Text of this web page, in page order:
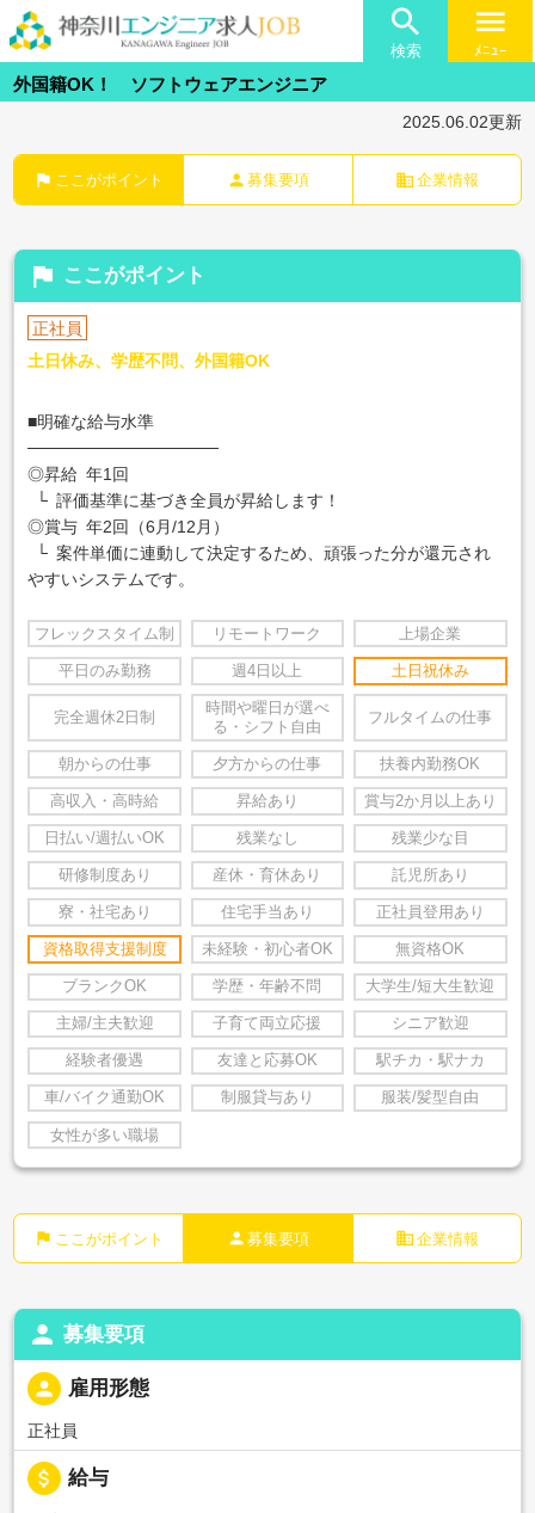

検索
menu
ﾒﾆｭｰ
外国籍OK！ ソフトウェアエンジニア
2025.06.02更新
flag ここがポイント person 募集要項 business 企業情報
flag ここがポイント
正社員
土日休み、学歴不問、外国籍OK
■明確な給与水準
────────────────
◎昇給 年1回
└ 評価基準に基づき全員が昇給します！
◎賞与 年2回（6月/12月）
└ 案件単価に連動して決定するため、頑張った分が還元され
やすいシステムです。
フレックスタイム制 リモートワーク 上場企業
平日のみ勤務 週4日以上 土日祝休み
完全週休2日制
時間や曜日が選べ
る・シフト自由
フルタイムの仕事
朝からの仕事 夕方からの仕事 扶養内勤務OK
高収入・高時給 昇給あり 賞与2か月以上あり
日払い/週払いOK 残業なし 残業少な目
研修制度あり 産休・育休あり 託児所あり
寮・社宅あり 住宅手当あり 正社員登用あり
資格取得支援制度 未経験・初心者OK 無資格OK
ブランクOK 学歴・年齢不問 大学生/短大生歓迎
主婦/主夫歓迎 子育て両立応援 シニア歓迎
経験者優遇 友達と応募OK 駅チカ・駅ナカ
車/バイク通勤OK 制服貸与あり 服装/髪型自由
女性が多い職場
flag ここがポイント person 募集要項 business 企業情報
person 募集要項
person 雇用形態
正社員
attach_money 給与